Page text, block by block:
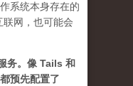
系统本身存在的
网，也可能会
务。像 Tails 和
预先配置了